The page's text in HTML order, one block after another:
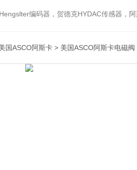
贺德克HYDAC传感器，阿斯卡ASCO电磁阀，阿托斯ATOS阀，力士乐Rexroth
国ASCO阿斯卡 > 美国ASCO阿斯卡电磁阀